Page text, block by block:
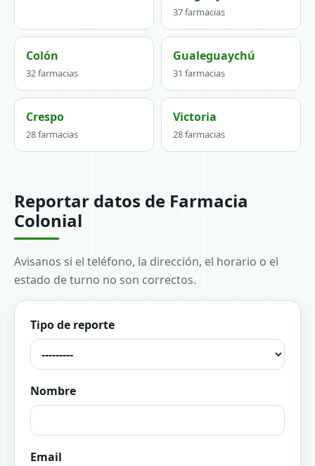
37 farmacias
Colón
32 farmacias
Gualeguaychú
31 farmacias
Crespo
28 farmacias
Victoria
28 farmacias
Reportar datos de Farmacia
Colonial
Avisanos si el teléfono, la dirección, el horario o el
estado de turno no son correctos.
Tipo de reporte
Nombre
Email